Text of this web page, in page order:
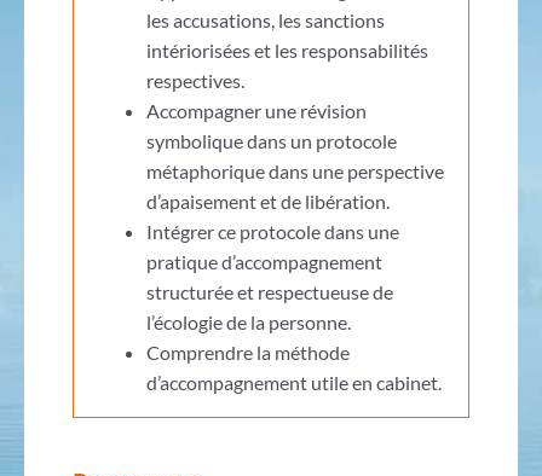
les accusations, les sanctions
intériorisées et les responsabilités
respectives.
Accompagner une révision
symbolique dans un protocole
métaphorique dans une perspective
d’apaisement et de libération.
Intégrer ce protocole dans une
pratique d’accompagnement
structurée et respectueuse de
l’écologie de la personne.
Comprendre la méthode
d’accompagnement utile en cabinet.